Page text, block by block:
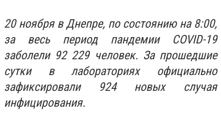
20 ноября в Днепре, по состоянию на 8:00,
за весь период пандемии COVID-19
заболели 92 229 человек. За прошедшие
сутки в лабораториях официально
зафиксировали 924 новых случая
инфицирования.